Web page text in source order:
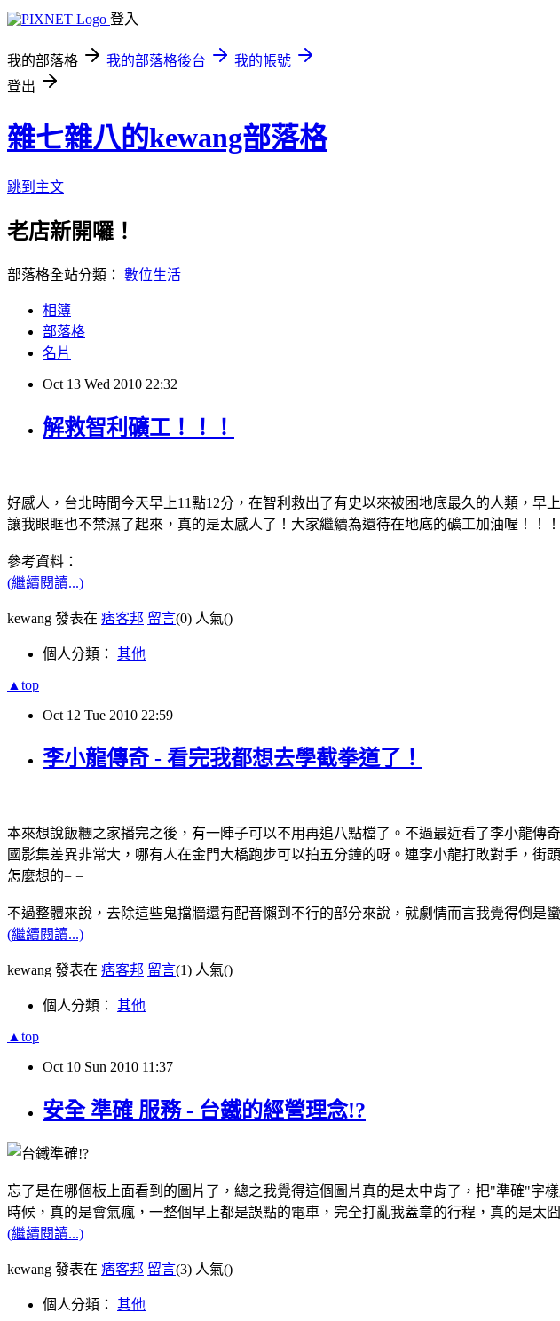
登入
我的部落格 我的部落格後台
我的帳號
登出
雜七雜八的kewang部落格
跳到主文
老店新開囉！
部落格全站分類： 數位生活
相簿
部落格
名片
Oct 13 Wed 2010 22:32
解救智利礦工！！！
好感人，台北時間今天早上11點12分，在智利救出了有史以來被困地底最久的人類，
讓我眼眶也不禁濕了起來，真的是太感人了！大家繼續為還待在地底的礦工加油喔！！！
參考資料：
(繼續閱讀...)
kewang 發表在 痞客邦 留言(0) 人氣()
個人分類： 其他
▲top
Oct 12 Tue 2010 22:59
李小龍傳奇 - 看完我都想去學截拳道了！
本來想說飯糰之家播完之後，有一陣子可以不用再追八點檔了。不過最近看了李小龍
國影集差異非常大，哪有人在金門大橋跑步可以拍五分鐘的呀。連李小龍打敗對手，
怎麼想的= =
不過整體來說，去除這些鬼擋牆還有配音懶到不行的部分來說，就劇情而言我覺得倒是
(繼續閱讀...)
kewang 發表在 痞客邦 留言(1) 人氣()
個人分類： 其他
▲top
Oct 10 Sun 2010 11:37
安全 準確 服務 - 台鐵的經營理念!?
忘了是在哪個板上面看到的圖片了，總之我覺得這個圖片真的是太中肯了，把"準確"字
時候，真的是會氣瘋，一整個早上都是誤點的電車，完全打亂我蓋章的行程，真的是太
(繼續閱讀...)
kewang 發表在 痞客邦 留言(3) 人氣()
個人分類： 其他